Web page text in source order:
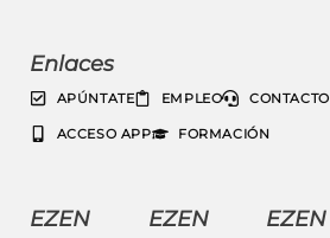
Enlaces
APÚNTATE EMPLEO CONTACTO
ACCESO APP FORMACIÓN
EZEN
EZEN
EZEN